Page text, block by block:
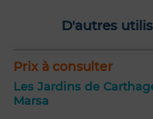
D'autres
Prix à consulter
Les Jardins de
Marsa